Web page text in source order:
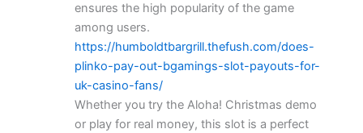
ensures the high popularity of the game
among users.
https://humboldtbargrill.thefush.com/does-
plinko-pay-out-bgamings-slot-payouts-for-
uk-casino-fans/
Whether you try the Aloha! Christmas demo
or play for real money, this slot is a perfect